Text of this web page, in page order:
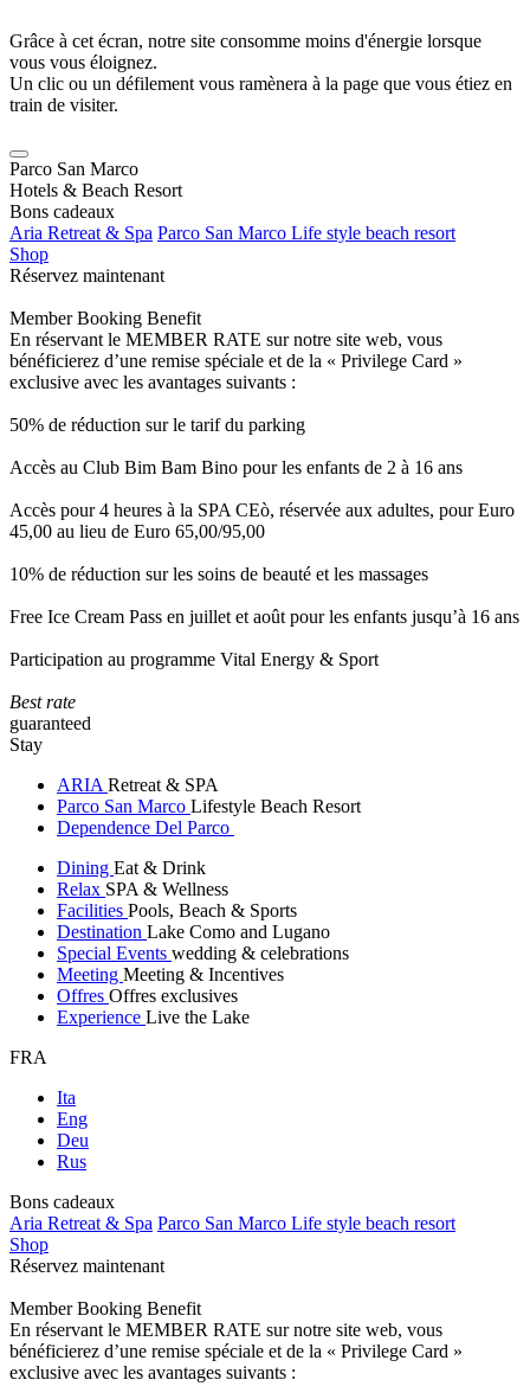
Grâce à cet écran, notre site consomme moins d'énergie lorsque
vous vous éloignez.
Un clic ou un défilement vous ramènera à la page que vous étiez en
train de visiter.
Parco San Marco
Hotels & Beach Resort
Bons cadeaux
Aria Retreat & Spa Parco San Marco Life style beach resort
Shop
Réservez maintenant
Member Booking Benefit
En réservant le MEMBER RATE sur notre site web, vous
bénéficierez d’une remise spéciale et de la « Privilege Card »
exclusive avec les avantages suivants :
50% de réduction sur le tarif du parking
Accès au Club Bim Bam Bino pour les enfants de 2 à 16 ans
Accès pour 4 heures à la SPA CEò, réservée aux adultes, pour Euro
45,00 au lieu de Euro 65,00/95,00
10% de réduction sur les soins de beauté et les massages
Free Ice Cream Pass en juillet et août pour les enfants jusqu’à 16 ans
Participation au programme Vital Energy & Sport
Best rate
guaranteed
Stay
ARIA Retreat & SPA
Parco San Marco Lifestyle Beach Resort
Dependence Del Parco
Dining Eat & Drink
Relax SPA & Wellness
Facilities Pools, Beach & Sports
Destination Lake Como and Lugano
Special Events wedding & celebrations
Meeting Meeting & Incentives
Offres Offres exclusives
Experience Live the Lake
FRA
Ita
Eng
Deu
Rus
Bons cadeaux
Aria Retreat & Spa Parco San Marco Life style beach resort
Shop
Réservez maintenant
Member Booking Benefit
En réservant le MEMBER RATE sur notre site web, vous
bénéficierez d’une remise spéciale et de la « Privilege Card »
exclusive avec les avantages suivants :